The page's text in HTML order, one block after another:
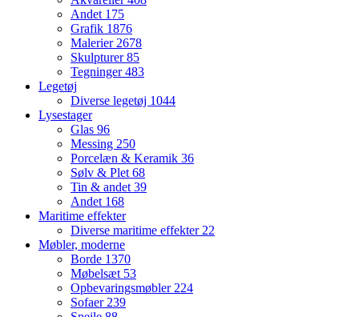
Andet 175
Grafik 1876
Malerier 2678
Skulpturer85
Tegninger483
Legetøj
Diverse legetøj 1044
Lysestager
Glas 96
Messing 250
Porcelæn & Keramik 36
Sølv & Plet 68
Tin & andet 39
Andet 168
Maritime effekter
Diverse maritime effekter 22
Møbler, moderne
Borde 1370
Møbelsæt 53
Opbevaringsmøbler 224
Sofaer 239